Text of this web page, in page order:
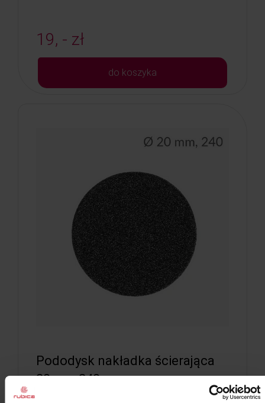
19, - zł
do koszyka
Pododysk nakładka ścierająca
20 mm 240
Pododysk nakładka ścierająca 20 mm 240